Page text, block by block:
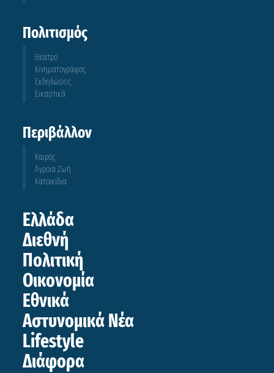
Πολιτισμός
Θέατρο
Κινηματογράφος
Εκδηλώσεις
Εικαστικά
Περιβάλλον
Καιρός
Άγροια Ζωή
Κατοικίδια
Ελλάδα
Διεθνή
Πολιτική
Οικονομία
Εθνικά
Αστυνομικά Νέα
Lifestyle
Διάφορα